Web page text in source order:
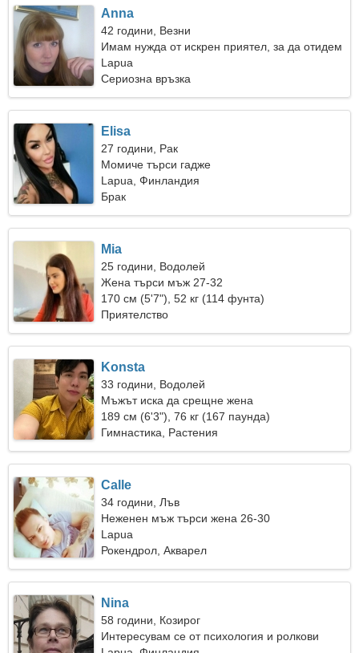
Anna
42 години, Везни
Имам нужда от искрен приятел, за да отидем
на къмпинг заедно
Lapua
Сериозна връзка
Elisa
27 години, Рак
Момиче търси гадже
Lapua, Финландия
Брак
Mia
25 години, Водолей
Жена търси мъж 27-32
170 см (5'7"), 52 кг (114 фунта)
Приятелство
Konsta
33 години, Водолей
Мъжът иска да срещне жена
189 см (6'3"), 76 кг (167 паунда)
Гимнастика, Растения
Calle
34 години, Лъв
Неженен мъж търси жена 26-30
Lapua
Рокендрол, Акварел
Nina
58 години, Козирог
Интересувам се от психология и ролкови